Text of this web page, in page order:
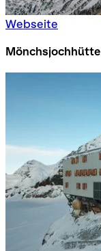
Webseite
Mönchsjochhütte